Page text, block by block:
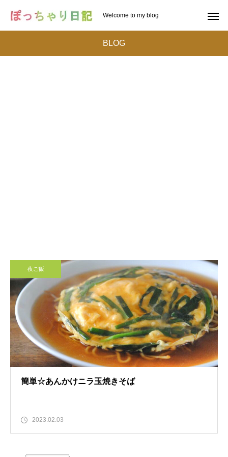
Welcome to my blog
BLOG
夜ご飯
簡単☆あんかけニラ玉焼きそば
2023.02.03